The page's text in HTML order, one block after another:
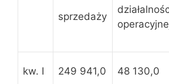
sprzedaży
kw. I 249 941,0 48 130,0